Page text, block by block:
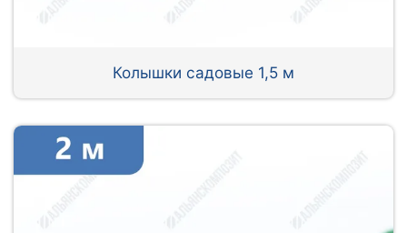
Колышки садовые 1,5 м